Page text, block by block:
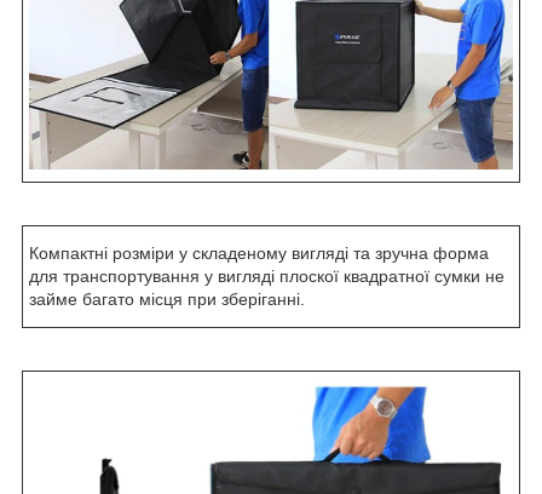
Компактні розміри у складеному вигляді та зручна форма
для транспортування у вигляді плоскої квадратної сумки не
займе багато місця при зберіганні.